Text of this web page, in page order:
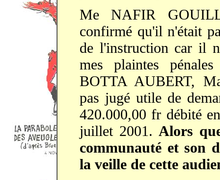
Me NAFIR
confirmé qu'il n'était
de l'instruction car il
mes plaintes
BOTTA AUBERT,
pas jugé utile de
420.000,00 fr débité
juillet 2001.Alors
communauté et son
la veille de cette